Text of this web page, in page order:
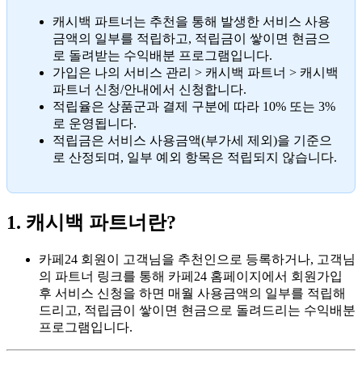
캐시백 파트너는 추천을 통해 발생한 서비스 사용
금액의 일부를 적립하고, 적립금이 쌓이면 현금으
로 돌려받는 수익배분 프로그램입니다.
가입은 나의 서비스 관리 > 캐시백 파트너 > 캐시백
파트너 신청/안내에서 신청합니다.
적립율은 상품군과 결제 구분에 따라 10% 또는 3%
로 운영됩니다.
적립금은 서비스 사용금액(부가세 제외)을 기준으
로 산정되며, 일부 예외 항목은 적립되지 않습니다.
1. 캐시백 파트너란?
카페24 회원이 고객님을 추천인으로 등록하거나, 고객님
의 파트너 링크를 통해 카페24 홈페이지에서 회원가입
후 서비스 신청을 하면 매월 사용금액의 일부를 적립해
드리고, 적립금이 쌓이면 현금으로 돌려드리는 수익배분
프로그램입니다.